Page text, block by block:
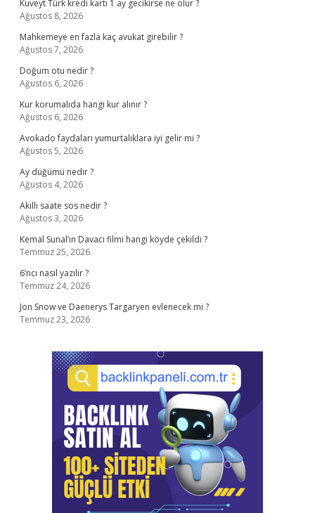
Kuveyt Türk kredi kartı 1 ay gecikirse ne olur ?
Ağustos 8, 2026
Mahkemeye en fazla kaç avukat girebilir ?
Ağustos 7, 2026
Doğum otu nedir ?
Ağustos 6, 2026
Kur korumalıda hangi kur alınır ?
Ağustos 6, 2026
Avokado faydaları yumurtalıklara iyi gelir mi ?
Ağustos 5, 2026
Ay düğümü nedir ?
Ağustos 4, 2026
Akıllı saate sos nedir ?
Ağustos 3, 2026
Kemal Sunal’ın Davacı filmi hangi köyde çekildi ?
Temmuz 25, 2026
6’ncı nasıl yazılır ?
Temmuz 24, 2026
Jon Snow ve Daenerys Targaryen evlenecek mi ?
Temmuz 23, 2026